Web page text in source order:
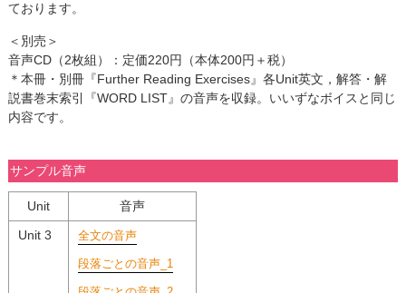
ております。
＜別売＞
音声CD（2枚組）：定価220円（本体200円＋税）
＊本冊・別冊『Further Reading Exercises』各Unit英文，解答・解
説書巻末索引『WORD LIST』の音声を収録。いいずなボイスと同じ
内容です。
サンプル音声
Unit
音声
Unit 3
全文の音声
段落ごとの音声_1